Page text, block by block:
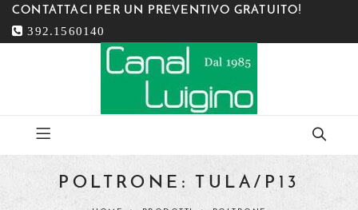
CONTATTACI PER UN PREVENTIVO GRATUITO!
392.1560140
POLTRONE: TULA/P13